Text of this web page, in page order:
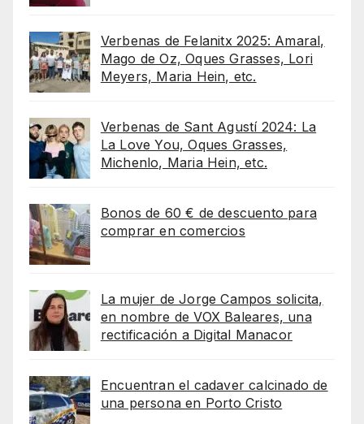
Verbenas de Felanitx 2025: Amaral,
Mago de Oz, Oques Grasses, Lori
Meyers, Maria Hein, etc.
Verbenas de Sant Agustí 2024: La
La Love You, Oques Grasses,
Michenlo, Maria Hein, etc.
Bonos de 60 € de descuento para
comprar en comercios
La mujer de Jorge Campos solicita,
en nombre de VOX Baleares, una
rectificación a Digital Manacor
Encuentran el cadaver calcinado de
una persona en Porto Cristo